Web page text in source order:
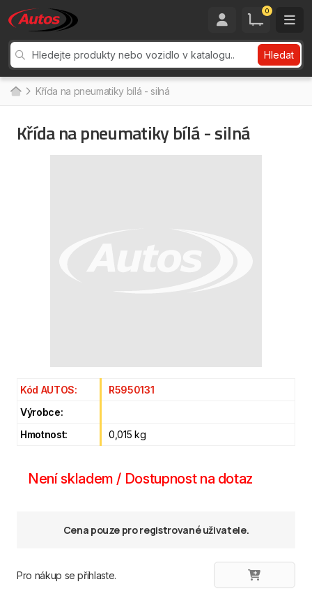
0
Hledat
Křída na pneumatiky bílá - silná
Křída na pneumatiky bílá - silná
Kód AUTOS:
R5950131
Výrobce:
Hmotnost:
0,015 kg
Není skladem / Dostupnost na dotaz
Cena pouze pro registrované uživatele.
Pro nákup se přihlaste.